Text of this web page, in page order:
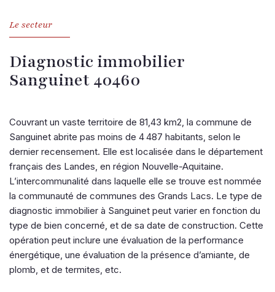
Le secteur
Diagnostic immobilier
Sanguinet 40460
Couvrant un vaste territoire de 81,43 km2, la commune de
Sanguinet abrite pas moins de 4 487 habitants, selon le
dernier recensement. Elle est localisée dans le département
français des Landes, en région Nouvelle-Aquitaine.
L’intercommunalité dans laquelle elle se trouve est nommée
la communauté de communes des Grands Lacs. Le type de
diagnostic immobilier à Sanguinet peut varier en fonction du
type de bien concerné, et de sa date de construction. Cette
opération peut inclure une évaluation de la performance
énergétique, une évaluation de la présence d’amiante, de
plomb, et de termites, etc.